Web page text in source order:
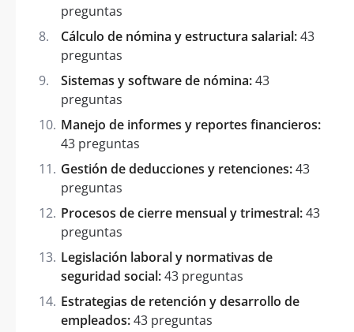
preguntas
Cálculo de nómina y estructura salarial:43
preguntas
Sistemas y software de nómina:43
preguntas
Manejo de informes y reportes financieros:
43 preguntas
Gestión de deducciones y retenciones:43
preguntas
Procesos de cierre mensual y trimestral:43
preguntas
Legislación laboral y normativas de
seguridad social:43 preguntas
Estrategias de retención y desarrollo de
empleados:43 preguntas